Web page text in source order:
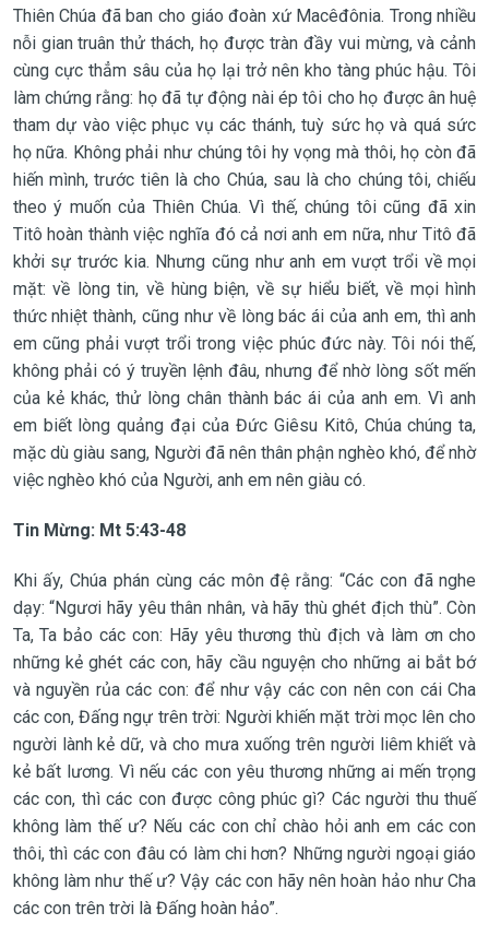
Thiên Chúa đã ban cho giáo đoàn xứ Macêđônia. Trong nhiều
nỗi gian truân thử thách, họ được tràn đầy vui mừng, và cảnh
cùng cực thẳm sâu của họ lại trở nên kho tàng phúc hậu. Tôi
làm chứng rằng: họ đã tự động nài ép tôi cho họ được ân huệ
tham dự vào việc phục vụ các thánh, tuỳ sức họ và quá sức
họ nữa. Không phải như chúng tôi hy vọng mà thôi, họ còn đã
hiến mình, trước tiên là cho Chúa, sau là cho chúng tôi, chiếu
theo ý muốn của Thiên Chúa. Vì thế, chúng tôi cũng đã xin
Titô hoàn thành việc nghĩa đó cả nơi anh em nữa, như Titô đã
khởi sự trước kia. Nhưng cũng như anh em vượt trổi về mọi
mặt: về lòng tin, về hùng biện, về sự hiểu biết, về mọi hình
thức nhiệt thành, cũng như về lòng bác ái của anh em, thì anh
em cũng phải vượt trổi trong việc phúc đức này. Tôi nói thế,
không phải có ý truyền lệnh đâu, nhưng để nhờ lòng sốt mến
của kẻ khác, thử lòng chân thành bác ái của anh em. Vì anh
em biết lòng quảng đại của Đức Giêsu Kitô, Chúa chúng ta,
mặc dù giàu sang, Người đã nên thân phận nghèo khó, để nhờ
việc nghèo khó của Người, anh em nên giàu có.
Tin Mừng: Mt 5:43-48
Khi ấy, Chúa phán cùng các môn đệ rằng: “Các con đã nghe
dạy: “Ngươi hãy yêu thân nhân, và hãy thù ghét địch thù”. Còn
Ta, Ta bảo các con: Hãy yêu thương thù địch và làm ơn cho
những kẻ ghét các con, hãy cầu nguyện cho những ai bắt bớ
và nguyền rủa các con: để như vậy các con nên con cái Cha
các con, Đấng ngự trên trời: Người khiến mặt trời mọc lên cho
người lành kẻ dữ, và cho mưa xuống trên người liêm khiết và
kẻ bất lương. Vì nếu các con yêu thương những ai mến trọng
các con, thì các con được công phúc gì? Các người thu thuế
không làm thế ư? Nếu các con chỉ chào hỏi anh em các con
thôi, thì các con đâu có làm chi hơn? Những người ngoại giáo
không làm như thế ư? Vậy các con hãy nên hoàn hảo như Cha
các con trên trời là Đấng hoàn hảo”.